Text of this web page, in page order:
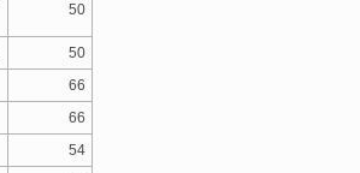
50
50
66
66
54